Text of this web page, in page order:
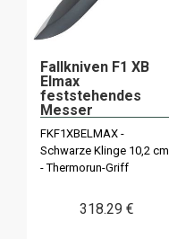
Fallkniven F1 XB
Elmax
feststehendes
Messer
FKF1XBELMAX -
Schwarze Klinge 10,2 cm
- Thermorun-Griff
318.29 €